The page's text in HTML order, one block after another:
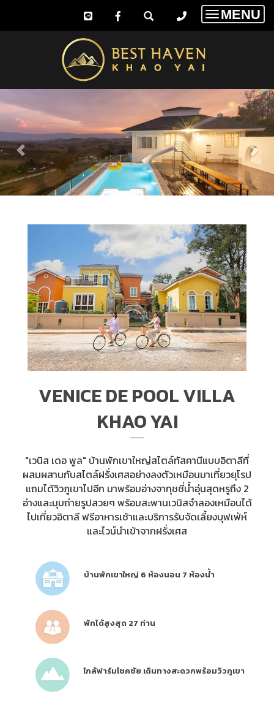
Toggle
MENU
VENICE DE POOL VILLA
KHAO YAI
"เวนิส เดอ พูล" บ้านพักเขาใหญ่สไตล์ทัสคานีแบบอิตาลีที่
ผสมผสานกับสไตล์ฝรั่งเศสอย่างลงตัวเหมือนมาเที่ยวยุโรป
แถมได้วิวภูเขาไปอีก มาพร้อมอ่างจากุชชี่น้ำอุ่นสุดหรูถึง 2
อ่างและมุมถ่ายรูปสวยๆ พร้อมสะพานเวนิสจำลองเหมือนได้
ไปเที่ยวอิตาลี ฟรีอาหารเช้าและบริการรับจัดเลี้ยงบุฟเฟ่ห์
และไวน์นำเข้าจากฝรั่งเศส
บ้านพักเขาใหญ่ 6 ห้องนอน 7 ห้องน้ำ
พักได้สูงสุด 27 ท่าน
ใกล้ฟาร์มโชคชัย เดินทางสะดวกพร้อมวิวภูเขา